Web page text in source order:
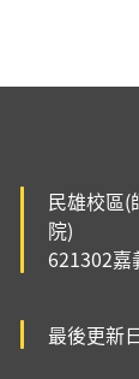
民雄校區(
院)
621302嘉
最後更新